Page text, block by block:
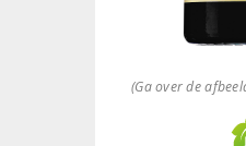
(Ga over de